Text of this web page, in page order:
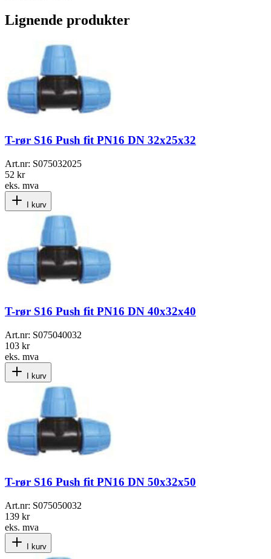
Lignende produkter
T-rør S16 Push fit PN16 DN 32x25x32
Art.nr: S075032025
52 kr
eks. mva
I kurv
T-rør S16 Push fit PN16 DN 40x32x40
Art.nr: S075040032
103 kr
eks. mva
I kurv
T-rør S16 Push fit PN16 DN 50x32x50
Art.nr: S075050032
139 kr
eks. mva
I kurv